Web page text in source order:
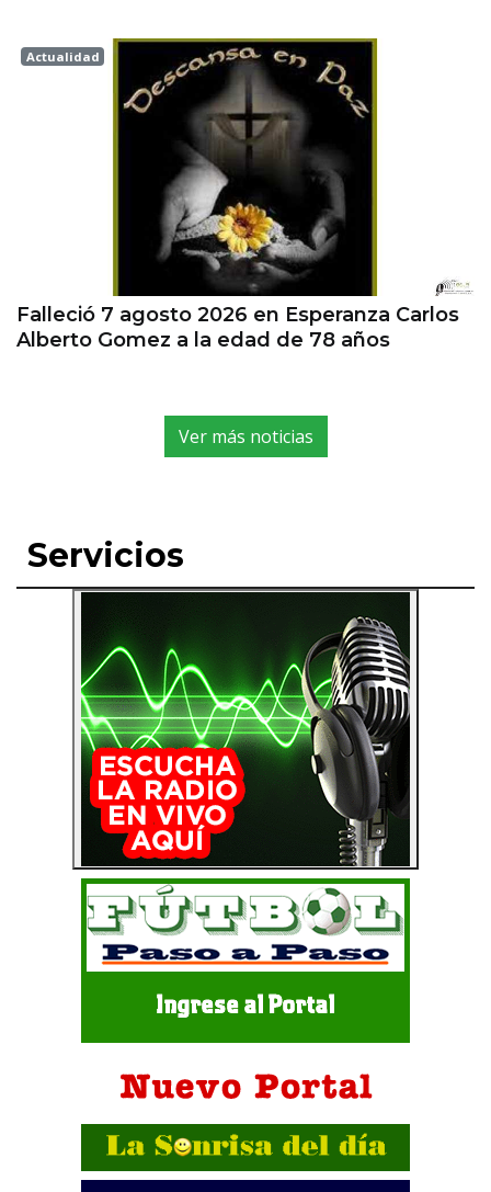
Actualidad
Falleció 7 agosto 2026 en Esperanza Carlos
Alberto Gomez a la edad de 78 años
Ver más noticias
Servicios